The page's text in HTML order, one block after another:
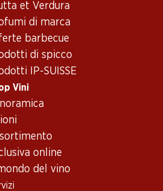
et Verdura
di marca
barbecue
di spicco
IP-SUISSE
Vini
online
del vino
Retro Imballaggio
Gris Rosé Terres